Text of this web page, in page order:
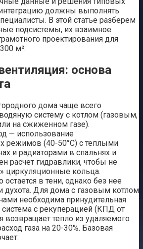
должны выполнять
В этой статье разберем
подсистемы, их взаимное
проектирования для
м².
основа
дома чаще всего
систему с котлом (газовым,
на сжиженном газе).
— использование
режимов (40-50°C) с теплыми
и радиаторами в спальнях и
расчет гидравлики, чтобы не
циркуляционные кольца.
остается в тени, однако без нее
духота. Для дома с газовым котлом
необходима принудительная
с рекуперацией (КПД от
возвращает тепло из удаляемого
газа на 20-30%. Базовая